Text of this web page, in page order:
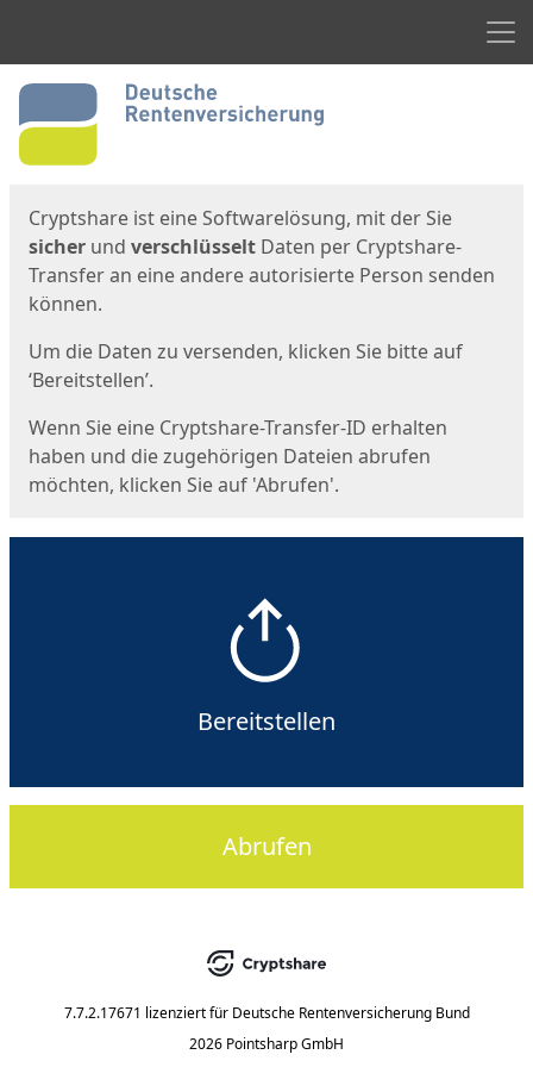
Start
Cryptshare ist eine Softwarelösung, mit der Sie
sicher und verschlüsselt Daten per Cryptshare-
Transfer an eine andere autorisierte Person senden
können.
Um die Daten zu versenden, klicken Sie bitte auf
‘Bereitstellen’.
Wenn Sie eine Cryptshare-Transfer-ID erhalten
haben und die zugehörigen Dateien abrufen
möchten, klicken Sie auf 'Abrufen'.
Bereitstellen
Abrufen
7.7.2.17671 lizenziert für Deutsche Rentenversicherung Bund
2026 Pointsharp GmbH